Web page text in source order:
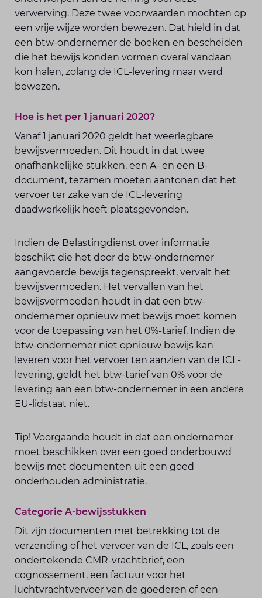
verwerving. Deze twee voorwaarden mochten op
een vrije wijze worden bewezen. Dat hield in dat
een btw-ondernemer de boeken en bescheiden
die het bewijs konden vormen overal vandaan
kon halen, zolang de ICL-levering maar werd
bewezen.
Hoe is het per 1 januari 2020?
Vanaf 1 januari 2020 geldt het weerlegbare
bewijsvermoeden. Dit houdt in dat twee
onafhankelijke stukken, een A- en een B-
document, tezamen moeten aantonen dat het
vervoer ter zake van de ICL-levering
daadwerkelijk heeft plaatsgevonden.
Indien de Belastingdienst over informatie
beschikt die het door de btw-ondernemer
aangevoerde bewijs tegenspreekt, vervalt het
bewijsvermoeden. Het vervallen van het
bewijsvermoeden houdt in dat een btw-
ondernemer opnieuw met bewijs moet komen
voor de toepassing van het 0%-tarief. Indien de
btw-ondernemer niet opnieuw bewijs kan
leveren voor het vervoer ten aanzien van de ICL-
levering, geldt het btw-tarief van 0% voor de
levering aan een btw-ondernemer in een andere
EU-lidstaat niet.
Tip! Voorgaande houdt in dat een ondernemer
moet beschikken over een goed onderbouwd
bewijs met documenten uit een goed
onderhouden administratie.
Categorie A-bewijsstukken
Dit zijn documenten met betrekking tot de
verzending of het vervoer van de ICL, zoals een
ondertekende CMR-vrachtbrief, een
cognossement, een factuur voor het
luchtvrachtvervoer van de goederen of een